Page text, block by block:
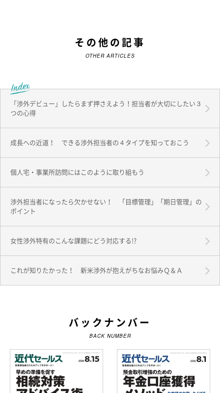
その他の記事
OTHER ARTICLES
「渉外デビュー」したらまず押さえよう！担当者が大切にしたい３
つの心得
成長への近道！ できる渉外担当者の４タイプを知っておこう
個人宅・事業所訪問にはこのように取り組もう
渉外担当者になったら欠かせない！ 「目標管理」「期日管理」の
ポイント
女性渉外特有のこんな課題にどう対応する!?
これが知りたかった！ 新米渉外が抱えがちなお悩みＱ＆Ａ
バックナンバー
BACK NUMBER